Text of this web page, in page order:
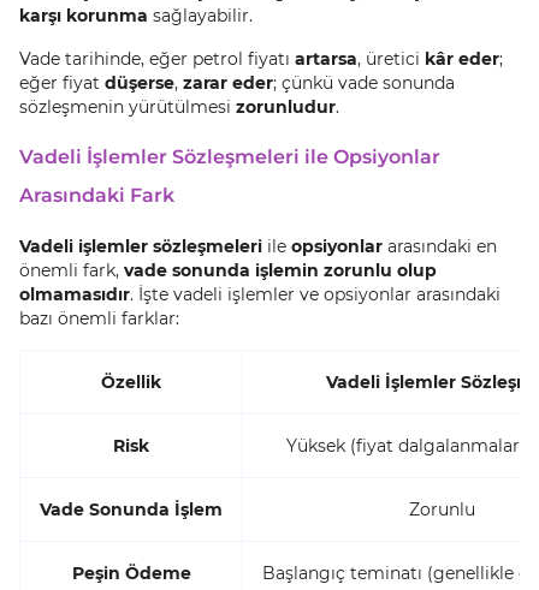
karşı korunma sağlayabilir.
Vade tarihinde, eğer petrol fiyatı artarsa, üretici kâr eder;
eğer fiyat düşerse, zarar eder; çünkü vade sonunda
sözleşmenin yürütülmesi zorunludur.
Vadeli İşlemler Sözleşmeleri ile Opsiyonlar
Arasındaki Fark
Vadeli işlemler sözleşmeleri ile opsiyonlar arasındaki en
önemli fark, vade sonunda işlemin zorunlu olup
olmamasıdır. İşte vadeli işlemler ve opsiyonlar arasındaki
bazı önemli farklar:
Özellik Vadeli İşlemler
Risk Yüksek (fiyat
Vade Sonunda İşlem Zorunlu
Peşin Ödeme Başlangıç teminatı (genellikle